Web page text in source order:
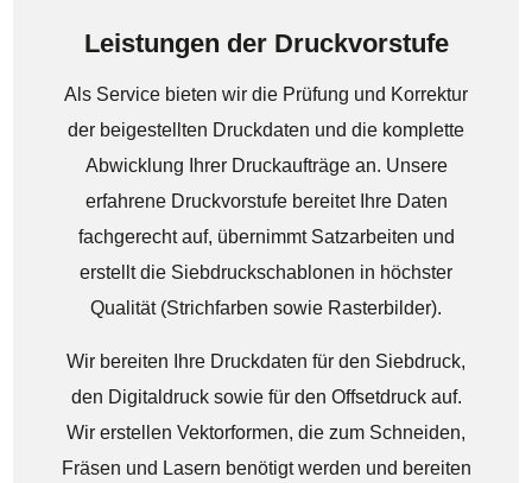
Leistungen der Druckvorstufe
Als Service bieten wir die Prüfung und Korrektur
der beigestellten Druckdaten und die komplette
Abwicklung Ihrer Druckaufträge an. Unsere
erfahrene Druckvorstufe bereitet Ihre Daten
fachgerecht auf, übernimmt Satzarbeiten und
erstellt die Siebdruckschablonen in höchster
Qualität (Strichfarben sowie Rasterbilder).
Wir bereiten Ihre Druckdaten für den Siebdruck,
den Digitaldrucksowie für den Offsetdruckauf.
Wir erstellen Vektorformen, die zum Schneiden,
Fräsen und Lasern benötigt werden und bereiten